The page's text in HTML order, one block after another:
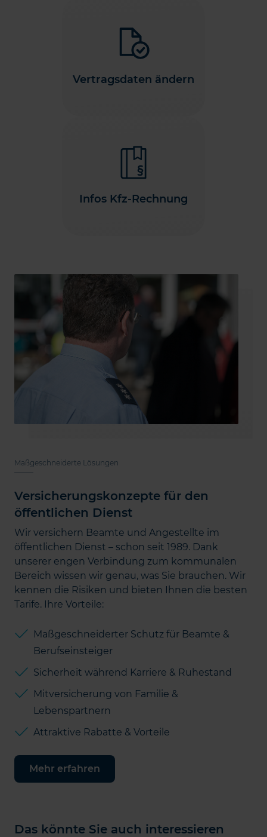
Vertragsdaten ändern
Infos Kfz-Rechnung
Maßgeschneiderte Lösungen
Versicherungskonzepte für den
öffentlichen Dienst
Wir versichern Beamte und Angestellte im
öffentlichen Dienst – schon seit 1989. Dank
unserer engen Verbindung zum kommunalen
Bereich wissen wir genau, was Sie brauchen. Wir
kennen die Risiken und bieten Ihnen die besten
Tarife. Ihre Vorteile:
Maßgeschneiderter Schutz für Beamte &
Berufseinsteiger
Sicherheit während Karriere & Ruhestand
Mitversicherung von Familie &
Lebenspartnern
Attraktive Rabatte & Vorteile
Mehr erfahren
Das könnte Sie auch interessieren